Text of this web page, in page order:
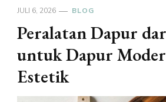
JULI 6, 2026 BLOG
Peralatan Dapur
untuk Dapur
Estetik